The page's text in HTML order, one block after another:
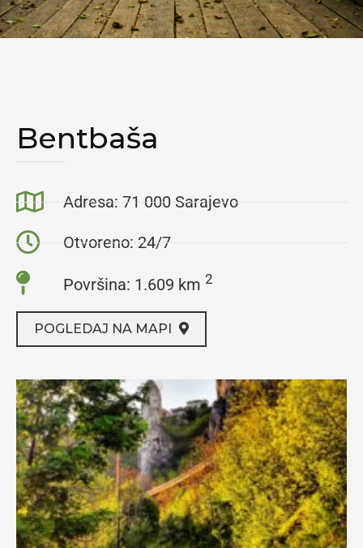
Bentbaša
Adresa: 71 000 Sarajevo
Otvoreno: 24/7
Površina: 1.609 km 2
POGLEDAJ NA MAPI